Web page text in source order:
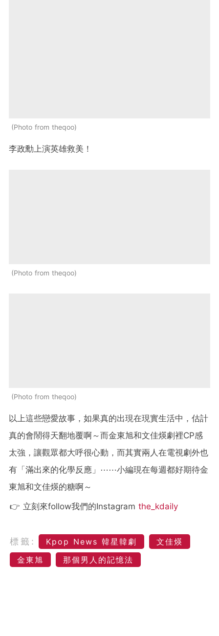
Photo from theqoo
李政勳上演英雄救美！
Photo from theqoo
Photo from theqoo
以上這些戀愛故事，如果真的出現在現實生活中，估計
真的會鬧得天翻地覆啊～而金東旭和文佳煐劇裡CP感
太強，讓觀眾都大呼很心動，而其實兩人在電視劇外也
有「滿出來的化學反應」⋯⋯小編現在每週都好期待金
東旭和文佳煐的糖啊～
👉 立刻來follow我們的Instagram the_kdaily
標籤: Kpop News 韓星韓劇
文佳煐
金東旭
那個男人的記憶法